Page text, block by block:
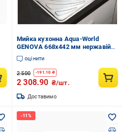
Мийка кухонна Aqua-World
GENOVA 668х442 мм нержавійка
декор 0,8 мм врізна ліва
оцінити
2 500 -191.10 ₴
2 308.90 ₴/шт.
Доставимо